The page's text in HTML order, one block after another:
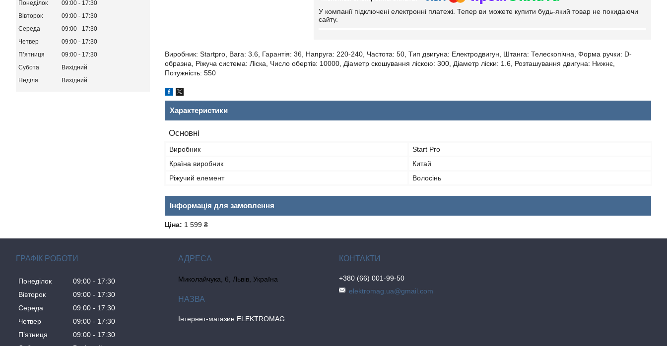
У компанії підключені електронні платежі. Тепер ви можете купити будь-який товар не покидаючи
сайту.
Виробник: Startpro, Вага: 3.6, Гарантія: 36, Напруга: 220-240, Частота: 50, Тип двигуна: Електродвигун, Штанга: Телескопічна, Форма ручки: D-
образна, Ріжуча система: Ліска, Число обертів: 10000, Діаметр скошування ліскою: 300, Діаметр ліски: 1.6, Розташування двигуна: Нижнє,
Потужність: 550
Характеристики
Основні
Виробник
Start Pro
Країна виробник
Китай
Ріжучий елемент
Волосінь
Інформація для замовлення
Ціна: 1 599 ₴
Понеділок 09:00
17:30
Вівторок
09:00
17:30
Середа
09:00
17:30
Четвер
09:00
17:30
Пʼятниця
09:00
17:30
Субота
Вихідний
Неділя
Вихідний
ГРАФІК РОБОТИ
Понеділок 09:00
17:30
Вівторок
09:00
17:30
Середа
09:00
17:30
Четвер
09:00
17:30
Пʼятниця
09:00
17:30
Миколайчука, 6, Львів, Україна
Інтернет-магазин ELEKTROMAG
+380 (66) 001-99-50
elektromag.ua@gmail.com